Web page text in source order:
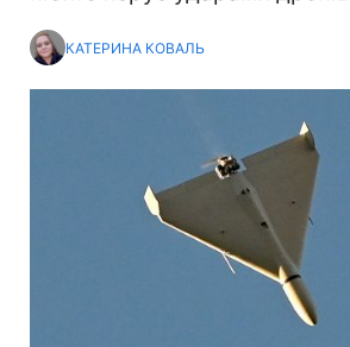
КАТЕРИНА КОВАЛЬ